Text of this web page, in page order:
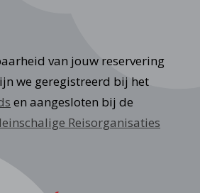
van jouw reservering
we geregistreerd bij het
en aangesloten bij de
Reisorganisaties